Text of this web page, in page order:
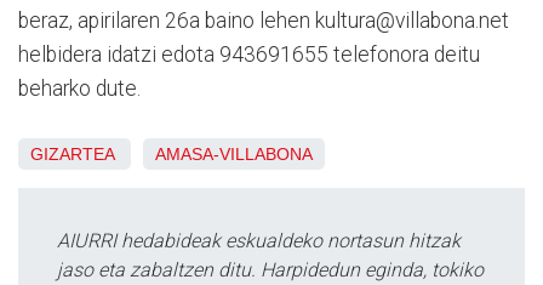
beraz, apirilaren 26a baino lehen kultura@villabona.net
helbidera idatzi edota 943691655 telefonora deitu
beharko dute.
GIZARTEA AMASA-VILLABONA
AIURRI hedabideak eskualdeko nortasun hitzak
jaso eta zabaltzen ditu. Harpidedun eginda, tokiko